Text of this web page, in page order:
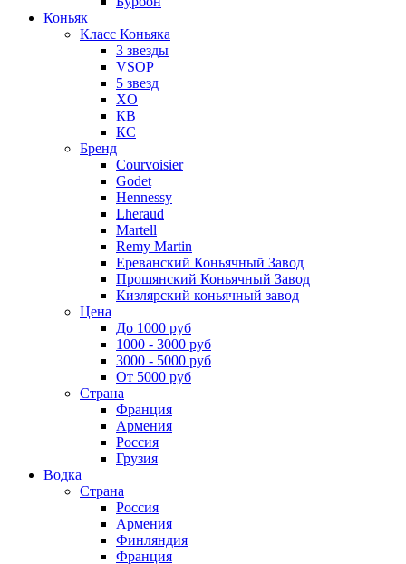
Коньяк
Класс Коньяка
3 звезды
VSOP
5 звезд
XO
КВ
КС
Бренд
Courvoisier
Godet
Hennessy
Lheraud
Martell
Remy Martin
Ереванский Коньячный Завод
Прошянский Коньячный Завод
Кизлярский коньячный завод
Цена
До 1000 руб
1000 - 3000 руб
3000 - 5000 руб
От 5000 руб
Страна
Франция
Армения
Россия
Грузия
Водка
Страна
Россия
Армения
Финляндия
Франция